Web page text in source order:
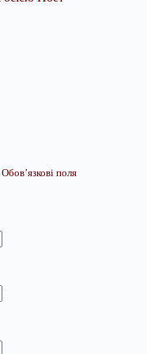
Обов’язкові поля